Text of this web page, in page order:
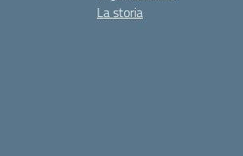
La storia